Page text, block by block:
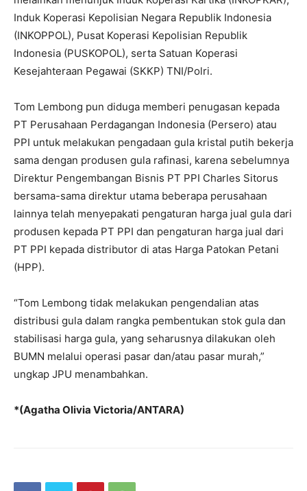
Induk Koperasi Kepolisian Negara Republik Indonesia
(INKOPPOL), Pusat Koperasi Kepolisian Republik
Indonesia (PUSKOPOL), serta Satuan Koperasi
Kesejahteraan Pegawai (SKKP) TNI/Polri.
Tom Lembong pun diduga memberi penugasan kepada
PT Perusahaan Perdagangan Indonesia (Persero) atau
PPI untuk melakukan pengadaan gula kristal putih bekerja
sama dengan produsen gula rafinasi, karena sebelumnya
Direktur Pengembangan Bisnis PT PPI Charles Sitorus
bersama-sama direktur utama beberapa perusahaan
lainnya telah menyepakati pengaturan harga jual gula dari
produsen kepada PT PPI dan pengaturan harga jual dari
PT PPI kepada distributor di atas Harga Patokan Petani
(HPP).
“Tom Lembong tidak melakukan pengendalian atas
distribusi gula dalam rangka pembentukan stok gula dan
stabilisasi harga gula, yang seharusnya dilakukan oleh
BUMN melalui operasi pasar dan/atau pasar murah,”
ungkap JPU menambahkan.
*(Agatha Olivia Victoria/ANTARA)